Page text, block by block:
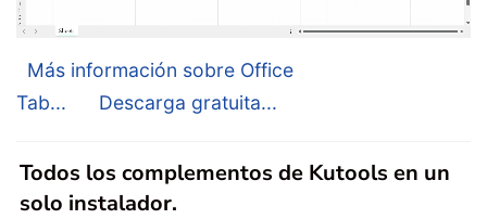
Más información sobre Office
Tab...
Descarga gratuita...
Todos los complementos de Kutools en un
solo instalador.